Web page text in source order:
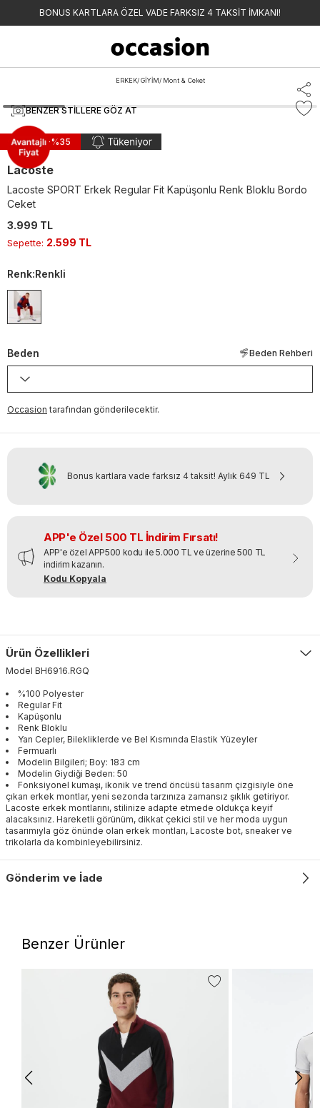
BONUS KARTLARA ÖZEL VADE FARKSIZ 4 TAKSİT İMKANI!
ERKEK/ GİYİM/ Mont & Ceket
BENZER STILLERE GÖZ AT
Sepette -%35
Lacoste
Lacoste SPORT Erkek Regular Fit Kapüşonlu Renk Bloklu Bordo
Ceket
3.999 TL
Sepette: 2.599 TL
Renk:Renkli
Beden Beden Rehberi
Occasion tarafından gönderilecektir.
Bonus kartlara vade farksız 4 taksit! Aylık 649 TL
APP'e Özel 500 TL İndirim Fırsatı!
APP'e özel APP500 kodu ile 5.000 TL ve üzerine 500 TL
indirim kazanın.
Kodu Kopyala
Ürün Özellikleri
Model BH6916.RGQ
%100 Polyester
Regular Fit
Kapüşonlu
Renk Bloklu
Yan Cepler, Bilekliklerde ve Bel Kısmında Elastik Yüzeyler
Fermuarlı
Modelin Bilgileri; Boy: 183 cm
Modelin Giydiği Beden: 50
Fonksiyonel kumaşı, ikonik ve trend öncüsü tasarım çizgisiyle öne
çıkan erkek montlar, yeni sezonda tarzınıza zamansız şıklık getiriyor.
Lacoste erkek montlarını, stilinize adapte etmede oldukça keyif
alacaksınız. Hareketli görünüm, dikkat çekici stil ve her moda uygun
tasarımıyla göz önünde olan erkek montları, Lacoste bot, sneaker ve
trikolarla da kombinleyebilirsiniz.
Gönderim ve İade
Benzer Ürünler